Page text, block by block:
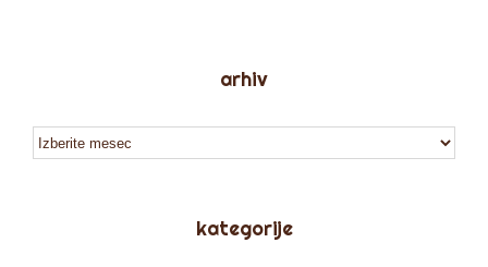
arhiv
arhiv
kategorije